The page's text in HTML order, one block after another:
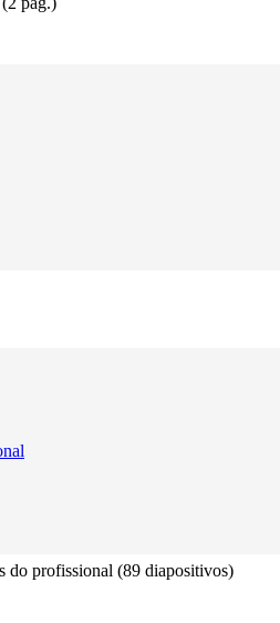
do profissional (89 diapositivos)